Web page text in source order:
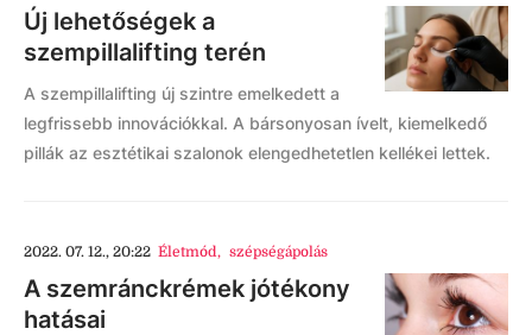
Új lehetőségek a
szempillalifting terén
A szempillalifting új szintre emelkedett a
legfrissebb innovációkkal. A bársonyosan ívelt, kiemelkedő
pillák az esztétikai szalonok elengedhetetlen kellékei lettek.
2022. 07. 12., 20:22 Életmód, szépségápolás
A szemránckrémek jótékony
hatásai